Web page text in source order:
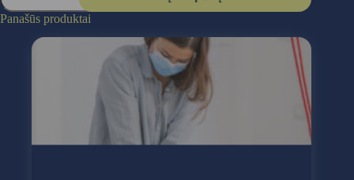
„Sveikos
mitybos
principai
Panašūs produktai